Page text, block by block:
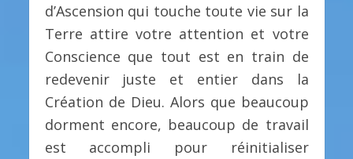
d’Ascension qui touche toute vie sur la
Terre attire votre attention et votre
Conscience que tout est en train de
redevenir juste et entier dans la
Création de Dieu. Alors que beaucoup
dorment encore, beaucoup de travail
est accompli pour réinitialiser